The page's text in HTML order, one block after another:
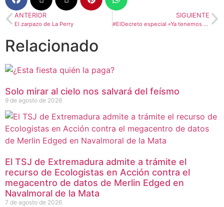
ANTERIOR
El zarpazo de La Perry
SIGUIENTE
#ElDecreto especial «Ya tenemos gobierno, ¿ahora qué?»
Relacionado
Solo mirar al cielo nos salvará del feísmo
9 de agosto de 2026
El TSJ de Extremadura admite a trámite el
recurso de Ecologistas en Acción contra el
megacentro de datos de Merlin Edged en
Navalmoral de la Mata
7 de agosto de 2026